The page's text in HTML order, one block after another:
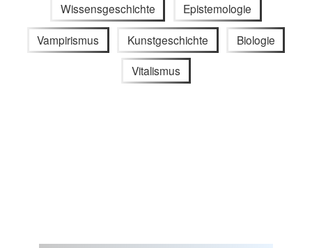
Wissensgeschichte Epistemologie
Vampirismus Kunstgeschichte Biologie
Vitalismus